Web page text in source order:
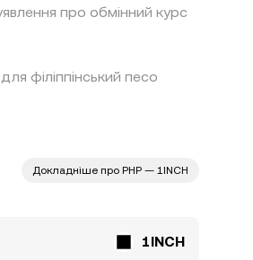
про обмінний курс
філіппінський песо
Докладніше про PHP — 1INCH
1INCH